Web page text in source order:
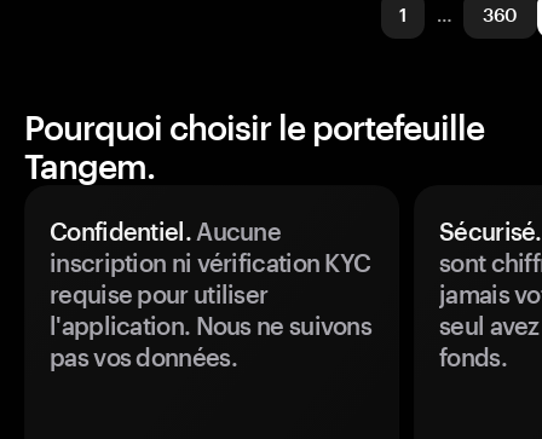
1 … 360
Pourquoi choisir le portefeuille
Tangem.
Confidentiel.Aucune
inscription ni vérification KYC
requise pour utiliser
l'application. Nous ne suivons
pas vos données.
Sécurisé.
sont
jamais
seul
fonds.